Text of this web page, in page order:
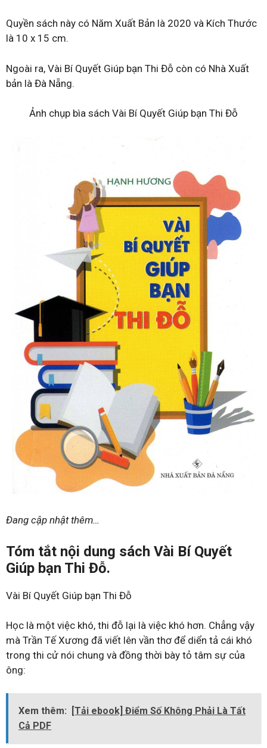
Quyền sách này có Năm Xuất Bản là 2020 và Kích Thước
là 10 x 15 cm.
Ngoài ra, Vài Bí Quyết Giúp bạn Thi Đỗ còn có Nhà Xuất
bản là Đà Nẵng.
Ảnh chụp bìa sách Vài Bí Quyết Giúp bạn Thi Đỗ
Đang cập nhật thêm…
Tóm tắt nội dung sách Vài Bí Quyết
Giúp bạn Thi Đỗ.
Vài Bí Quyết Giúp bạn Thi Đỗ
Học là một việc khó, thi đỗ lại là việc khó hơn. Chẳng vậy
mà Trần Tế Xương đã viết lên vần thơ để diển tả cái khó
trong thi cử nói chung và đồng thời bày tỏ tâm sự của
ông:
Xem thêm:
[Tải ebook] Điểm Số Không Phải Là Tất
Cả PDF